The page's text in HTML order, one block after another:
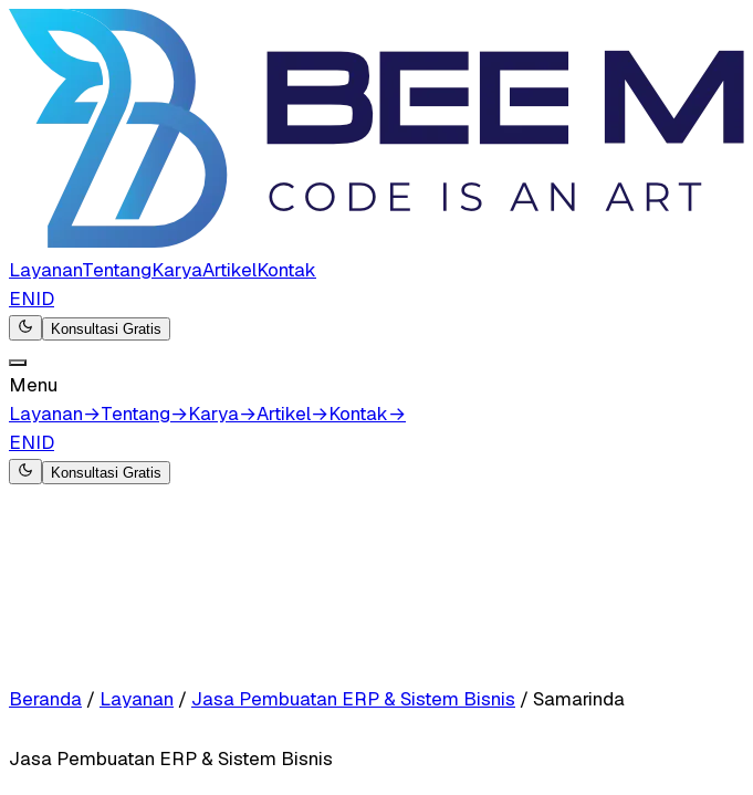
LayananTentangKaryaArtikelKontak
ENID
Konsultasi Gratis
Menu
Layanan→Tentang→Karya→Artikel→Kontak→
ENID
Konsultasi Gratis
Beranda / Layanan / Jasa Pembuatan ERP & Sistem Bisnis / Samarinda
Jasa Pembuatan ERP & Sistem Bisnis